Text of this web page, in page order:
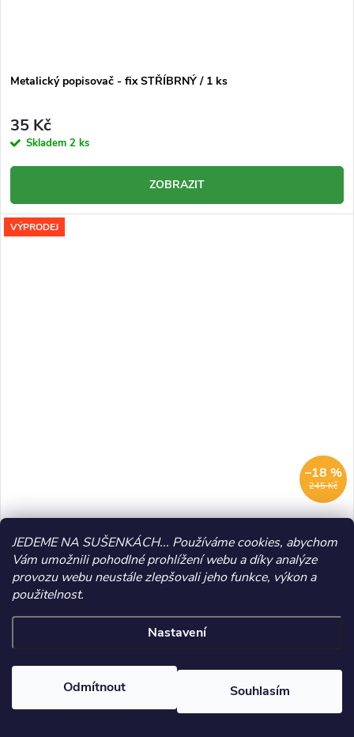
JEDEME NA SUŠENKÁCH... Používáme cookies, abychom
Vám umožnili pohodlné prohlížení webu a díky analýze
provozu webu neustále zlepšovali jeho funkce, výkon a
použitelnost.
Nastavení
Odmítnout Souhlasím
Metalický popisovač - fix STŘÍBRNÝ / 1 ks
35 Kč
Skladem 2 ks
ZOBRAZIT
VÝPRODEJ
245 Kč
–18 %
Notesy WOOD Lapač snů - nelinkované / A5
199 Kč
Skladem3 ks
ZOBRAZIT